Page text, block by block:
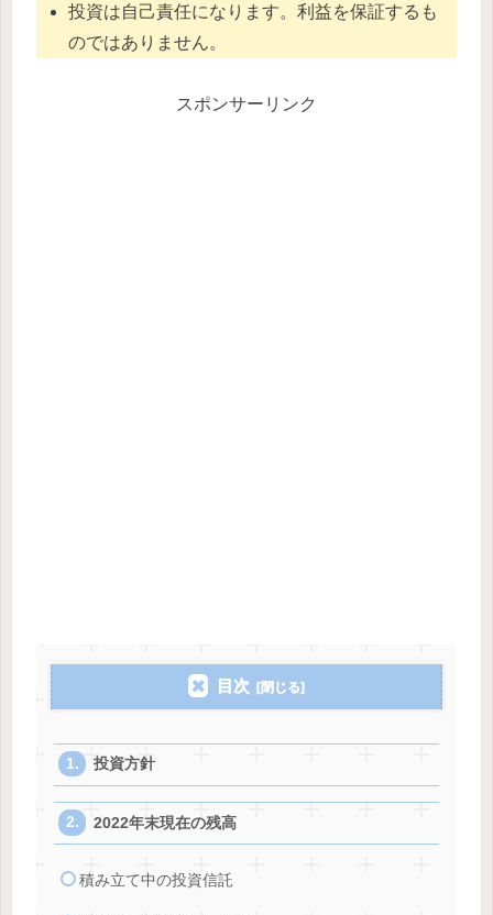
投資は自己責任になります。利益を保証するも
のではありません。
スポンサーリンク
目次
投資方針
2022年末現在の残高
積み立て中の投資信託